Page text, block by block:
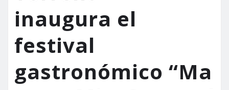
inaugura el
festival
gastronómico “Ma